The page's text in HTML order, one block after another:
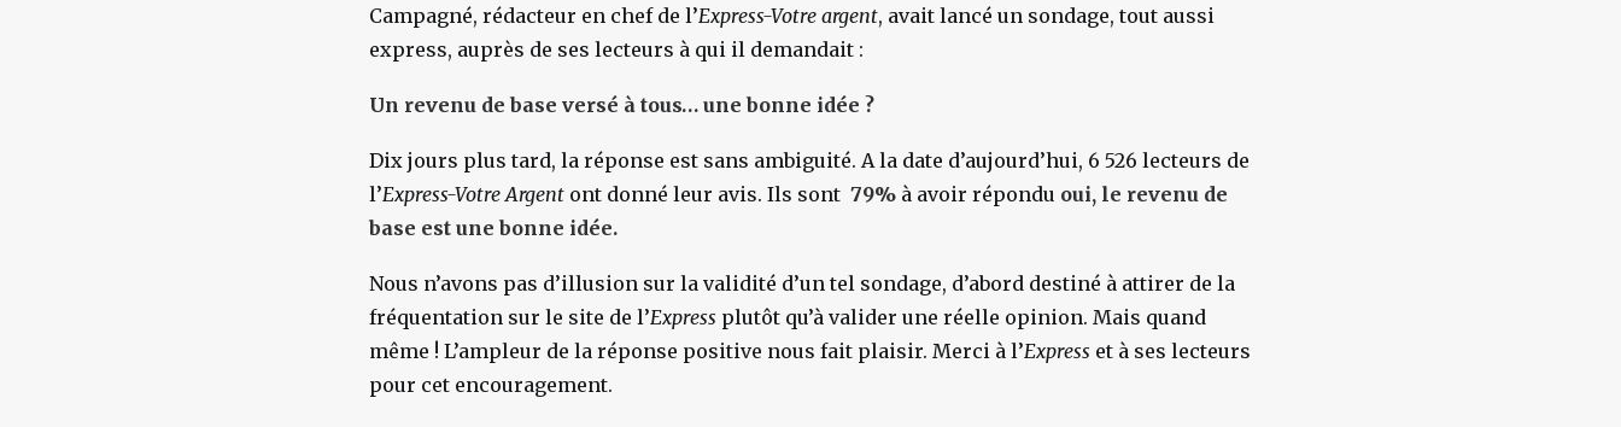
Campagné, rédacteur en chef de l’Express-Votre argent, avait lancé un sondage, tout aussi
express, auprès de ses lecteurs à qui il demandait :
Un revenu de base versé à tous… une bonne idée ?
Dix jours plus tard, la réponse est sans ambiguité. A la date d’aujourd’hui, 6 526 lecteurs de
l’Express-Votre Argent ont donné leur avis. Ils sont 79% à avoir répondu oui, le revenu de
base est une bonne idée.
Nous n’avons pas d’illusion sur la validité d’un tel sondage, d’abord destiné à attirer de la
fréquentation sur le site de l’Express plutôt qu’à valider une réelle opinion. Mais quand
même ! L’ampleur de la réponse positive nous fait plaisir. Merci à l’Express et à ses lecteurs
pour cet encouragement.